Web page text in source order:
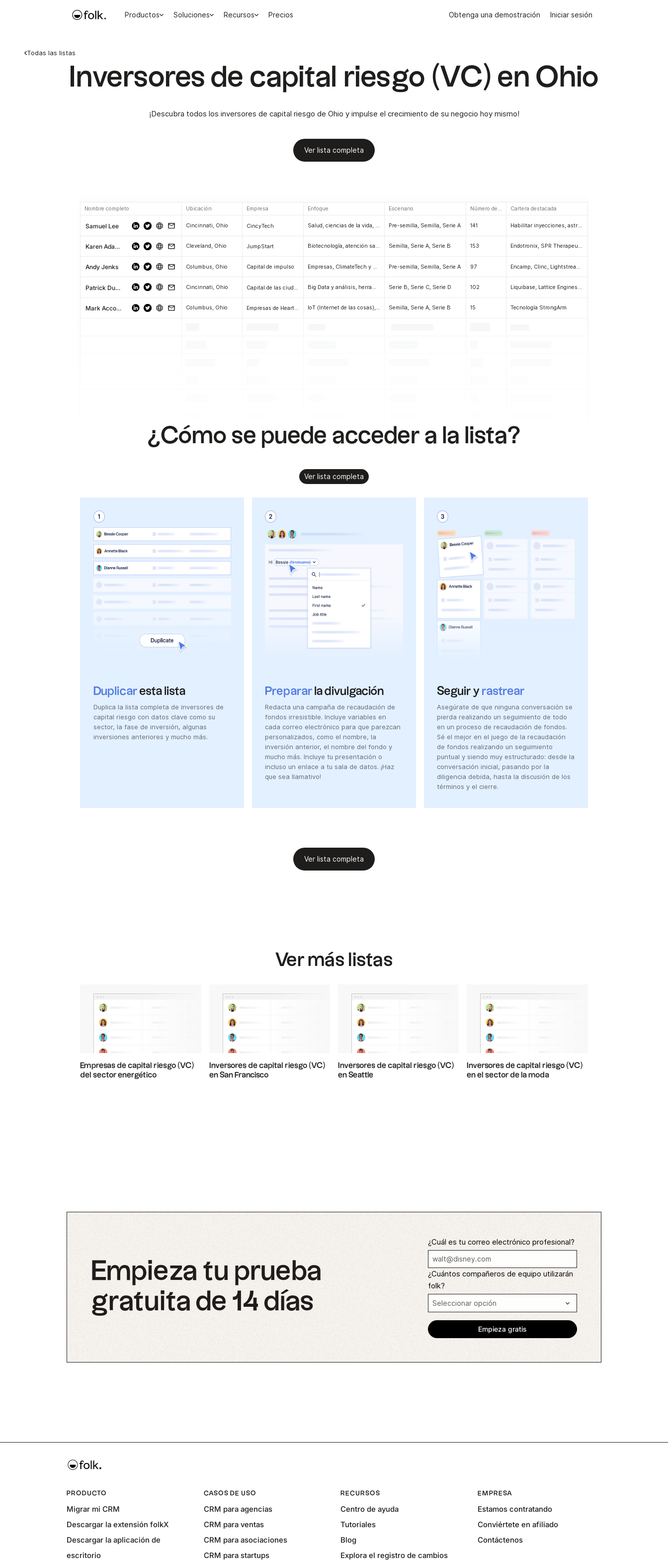
Productos Soluciones Recursos Precios Obtenga una demostración Iniciar sesión
Inversores de capital riesgo (VC) en Ohio
¡Descubra todos los inversores de capital riesgo de Ohio y impulse el crecimiento de su negocio hoy mismo!
Ver lista completa
Todas las listas
Nombre completo Ubicación Empresa Enfoque Escenario Número de inversiones Cartera destacada
Samuel Lee Cincinnati, Ohio CincyTech Salud, ciencias de la vida, fabricación, dispositivos médicos, big data y análisis, tecnología en la nube, empresas, tecnología de la información, inteligencia artificial y aprendizaje automático (IA/ML), software. Pre-semilla, Semilla, Serie A 141 Habilitar inyecciones, astrónomo
Karen Adame Cleveland, Ohio JumpStart Biotecnología, atención sanitaria, dispositivos médicos, software, hardware, inteligencia artificial y aprendizaje automático (IA/ML), herramientas para desarrolladores, ciberseguridad, empresas, gestión de riesgos. Semilla, Serie A, Serie B 153 Endotronix, SPR Therapeutics, Aware
Andy Jenks Columbus, Ohio Capital de impulso Empresas, ClimateTech y CleanTech, software, inteligencia artificial y aprendizaje automático (IA/ML), economía creativa, deportes electrónicos (juegos), EdTech, tecnología móvil, AgTech (FarmTech), big data y análisis, alimentación y bebidas, robótica, consultoría, SaaS, FinTech, tecnología jurídica. Pre-semilla, Semilla, Serie A 97 Encamp, Clinc, Lightstream, SoloLearn, Fifth Season, Civis Analytics, Ascent, Thoughtful Automation
Patrick Dunnigan Cincinnati, Ohio Big Data y análisis, herramientas para desarrolladores, tecnología de la información, software, inteligencia artificial y aprendizaje automático (IA/ML), CRM, marketing (MarTech), biotecnología, atención sanitaria, dispositivos médicos, móviles, infraestructura, aplicaciones. Serie B, Serie C, Serie D 102 Liquibase, Lattice Engines, NICO, PerfectServe, Faction, Reveal Mobile
Mark Accomando Columbus, Ohio Empresas de Heartland IoT (Internet de las cosas), Inteligencia artificial y aprendizaje automático (IA/ML), Gestión de riesgos, Software, Dispositivos portátiles y cuantificación personal Semilla, Serie A, Serie B 15 Tecnología StrongArm
¿Cómo se puede acceder a la lista?
Ver lista completa
Duplicaresta lista
Duplica la lista completa de inversores de
capital riesgo con datos clave como su
sector, la fase de inversión, algunas
inversiones anteriores y mucho más.
Preparar la divulgación
Redacta una campaña de recaudación de
fondos irresistible. Incluye variables en
cada correo electrónico para que parezcan
personalizados, como el nombre, la
inversión anterior, el nombre del fondo y
mucho más. Incluye tu presentación o
incluso un enlace a tu sala de datos. ¡Haz
que sea llamativo!
Seguir y rastrear
Asegúrate de que ninguna conversación se
pierda realizando un seguimiento de todo
en un proceso de recaudación de fondos.
Sé el mejor en el juego de la recaudación
de fondos realizando un seguimiento
puntual y siendo muy estructurado: desde la
conversación inicial, pasando por la
diligencia debida, hasta la discusión de los
términos y el cierre.
Ver lista completa
Ver más listas
Empresas de capital riesgo (VC)
del sector energético
Inversores de capital riesgo (VC)
en San Francisco
Inversores de capital riesgo (VC)
en Seattle
Inversores de capital riesgo (VC)
en el sector de la moda
Empieza tu prueba
gratuita de 14 días
¿Cuál es tu correo electrónico profesional?
¿Cuántos compañeros de equipo utilizarán
folk?
PRODUCTO
Migrar mi CRM
Descargar la extensión folkX
Descargar la aplicación de
escritorio
CASOS DE USO
CRM para agencias
CRM para ventas
CRM para asociaciones
CRM para startups
RECURSOS
Centro de ayuda
Tutoriales
Blog
Explora el registro de cambios
EMPRESA
Estamos contratando
Conviértete en afiliado
Contáctenos